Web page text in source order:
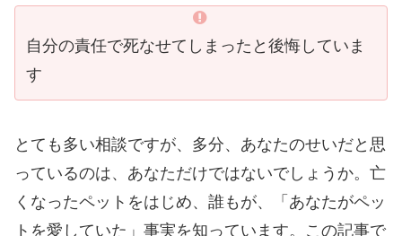
自分の責任で死なせてしまったと後悔していま
す
とても多い相談ですが、多分、あなたのせいだと思
っているのは、あなただけではないでしょうか。亡
くなったペットをはじめ、誰もが、「あなたがペッ
トを愛していた」事実を知っています。この記事で